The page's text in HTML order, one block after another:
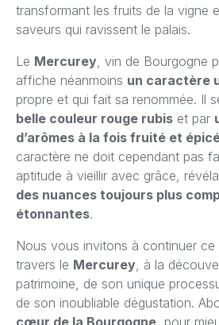
transformant les fruits de la vigne
saveurs qui ravissent le palais.
Le Mercurey , vin de Bourgogne
affiche néanmoins un caractère
propre et qui fait sa renommée. Il
belle couleur rouge rubis et par
d’arômes à la fois fruité et
caractère ne doit cependant pas
aptitude à vieillir avec grâce,
des nuances toujours plus
étonnantes.
Nous vous invitons à continuer
travers le Mercurey , à la
patrimoine, de son unique
de son inoubliable dégustation.
cœur de la Bourgogne , pour